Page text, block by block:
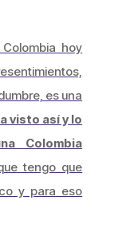
hoy
es una
visto así y lo
Colombia
tengo que
y para eso